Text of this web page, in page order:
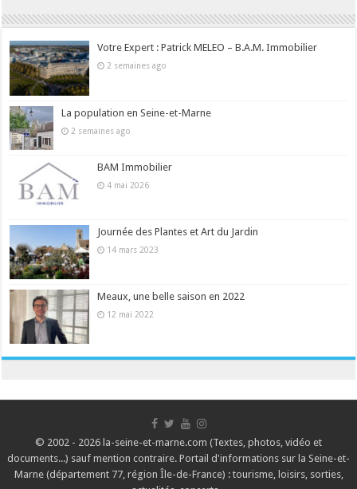
Votre Expert : Patrick MELEO – B.A.M. Immobilier
2 semaines ago
La population en Seine-et-Marne
2 semaines ago
BAM Immobilier
4 mai 2026
Journée des Plantes et Art du Jardin
14 mars 2023
Meaux, une belle saison en 2022
12 mai 2022
© 2002 - 2026 la-seine-et-marne.com (Textes, photos, vidéo et
documents...) sauf mention contraire. Portail d'informations sur la Seine-et-
Marne (département 77, région Île-de-France) : tourisme, loisirs, sorties,